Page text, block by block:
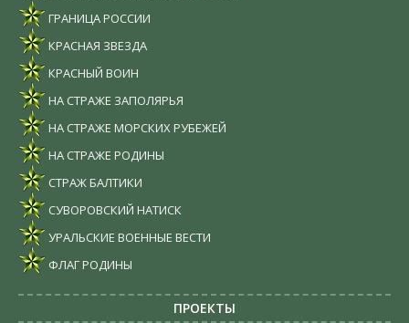
ГРАНИЦА РОССИИ
КРАСНАЯ ЗВЕЗДА
КРАСНЫЙ ВОИН
НА СТРАЖЕ ЗАПОЛЯРЬЯ
НА СТРАЖЕ МОРСКИХ РУБЕЖЕЙ
НА СТРАЖЕ РОДИНЫ
СТРАЖ БАЛТИКИ
СУВОРОВСКИЙ НАТИСК
УРАЛЬСКИЕ ВОЕННЫЕ ВЕСТИ
ФЛАГ РОДИНЫ
ПРОЕКТЫ